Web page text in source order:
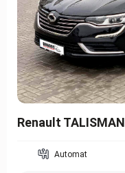
Renault TALISMAN
Automat